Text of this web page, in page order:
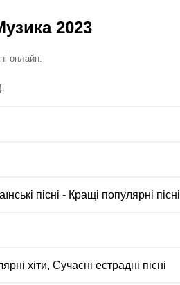
2023
онлайн.
пісні - Кращі популярні пісні
хіти, Сучасні естрадні пісні